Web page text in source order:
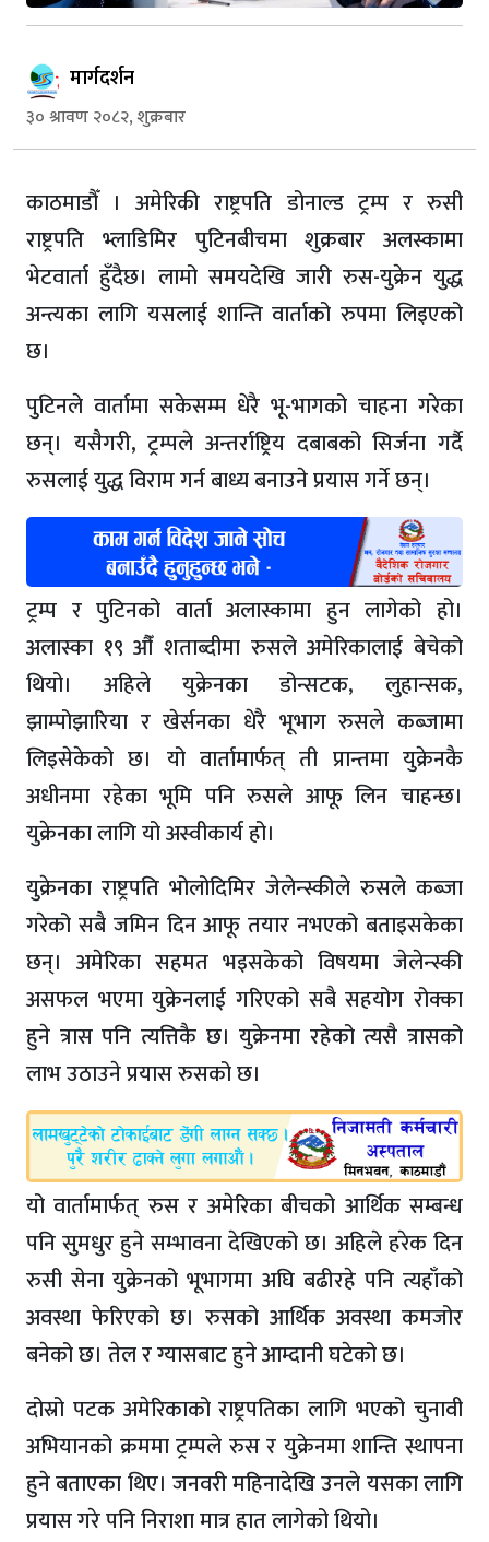
मार्गदर्शन
३० श्रावण २०८२, शुक्रबार
काठमाडौँ । अमेरिकी राष्ट्रपति डोनाल्ड ट्रम्प र रुसी
राष्ट्रपति भ्लाडिमिर पुटिनबीचमा शुक्रबार अलस्कामा
भेटवार्ता हुँदैछ। लामो समयदेखि जारी रुस-युक्रेन युद्ध
अन्त्यका लागि यसलाई शान्ति वार्ताको रुपमा लिइएको
छ।
पुटिनले वार्तामा सकेसम्म धेरै भू-भागको चाहना गरेका
छन्। यसैगरी, ट्रम्पले अन्तर्राष्ट्रिय दबाबको सिर्जना गर्दै
रुसलाई युद्ध विराम गर्न बाध्य बनाउने प्रयास गर्ने छन्।
ट्रम्प र पुटिनको वार्ता अलास्कामा हुन लागेको हो।
अलास्का १९ औँ शताब्दीमा रुसले अमेरिकालाई बेचेको
थियो। अहिले युक्रेनका डोन्सटक, लुहान्सक,
झाम्पोझारिया र खेर्सनका धेरै भूभाग रुसले कब्जामा
लिइसेकेको छ। यो वार्तामार्फत् ती प्रान्तमा युक्रेनकै
अधीनमा रहेका भूमि पनि रुसले आफू लिन चाहन्छ।
युक्रेनका लागि यो अस्वीकार्य हो।
युक्रेनका राष्ट्रपति भोलोदिमिर जेलेन्स्कीले रुसले कब्जा
गरेको सबै जमिन दिन आफू तयार नभएको बताइसकेका
छन्। अमेरिका सहमत भइसकेको विषयमा जेलेन्स्की
असफल भएमा युक्रेनलाई गरिएको सबै सहयोग रोक्का
हुने त्रास पनि त्यत्तिकै छ। युक्रेनमा रहेको त्यसै त्रासको
लाभ उठाउने प्रयास रुसको छ।
यो वार्तामार्फत् रुस र अमेरिका बीचको आर्थिक सम्बन्ध
पनि सुमधुर हुने सम्भावना देखिएको छ। अहिले हरेक दिन
रुसी सेना युक्रेनको भूभागमा अघि बढीरहे पनि त्यहाँको
अवस्था फेरिएको छ। रुसको आर्थिक अवस्था कमजोर
बनेको छ। तेल र ग्यासबाट हुने आम्दानी घटेको छ।
दोस्रो पटक अमेरिकाको राष्ट्रपतिका लागि भएको चुनावी
अभियानको क्रममा ट्रम्पले रुस र युक्रेनमा शान्ति स्थापना
हुने बताएका थिए। जनवरी महिनादेखि उनले यसका लागि
प्रयास गरे पनि निराशा मात्र हात लागेको थियो।